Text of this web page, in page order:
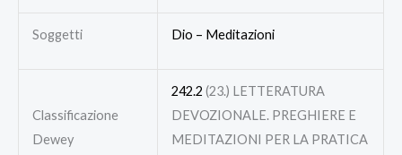
Soggetti Dio – Meditazioni
Classificazione
Dewey
242.2 (23.) LETTERATURA
DEVOZIONALE. PREGHIERE E
MEDITAZIONI PER LA PRATICA